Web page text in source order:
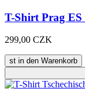
T-Shirt Prag ES
299,00 CZK
st in den Warenkorb